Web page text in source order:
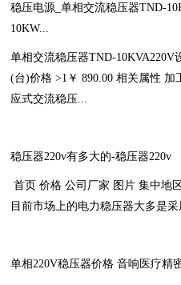
稳压电源_单相交流稳压器TND-
10KW...
单相交流稳压器TND-10KVA220V
(台)价格 >1￥ 890.00 相关属性
应式交流稳压...
稳压器220v有多大的-稳压器220v
首页 价格 公司厂家 图片 集中地
目前市场上的电力稳压器大多是
单相220V稳压器价格 音响医疗精